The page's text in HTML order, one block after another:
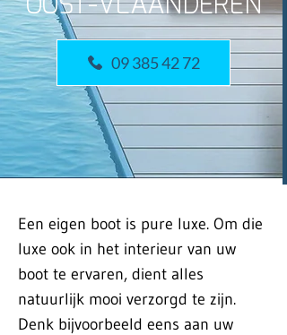
OOST-VLAANDEREN
09 385 42 72
Een eigen boot is pure luxe. Om die
luxe ook in het interieur van uw
boot te ervaren, dient alles
natuurlijk mooi verzorgd te zijn.
Denk bijvoorbeeld eens aan uw